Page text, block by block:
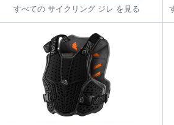
すべての サイクリング ジレ を見る